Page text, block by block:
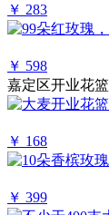
￥ 283
￥ 598
嘉定区开业花篮
￥ 168
￥ 399